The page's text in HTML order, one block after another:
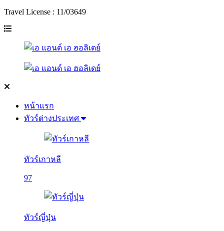
Travel License : 11/03649
หน้าแรก
ทัวร์ต่างประเทศ
ทัวร์เกาหลี
97
ทัวร์ญี่ปุ่น